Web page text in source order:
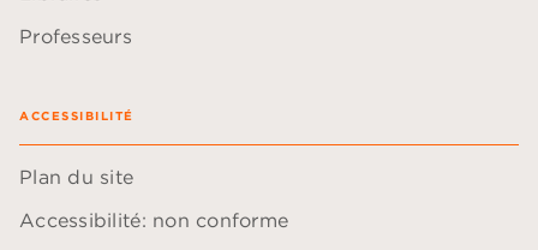
Professeurs
ACCESSIBILITÉ
Plan du site
Accessibilité: non conforme